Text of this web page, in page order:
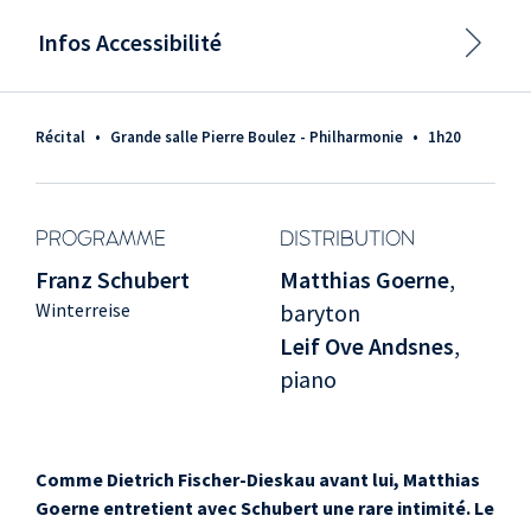
Récital • Grande salle Pierre Boulez - Philharmonie • 1h20
PROGRAMME DISTRIBUTION
Franz Schubert
Winterreise
Matthias Goerne,
baryton
Leif Ove Andsnes,
piano
Comme Dietrich Fischer-Dieskau avant lui, Matthias
Goerne entretient avec Schubert une rare intimité. Le
Infos Accessibilité